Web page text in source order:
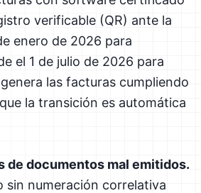
verificable (QR) ante la
enero de 2026 para
el 1 de julio de 2026 para
las facturas cumpliendo
la transición es automática
de documentos mal emitidos.
sin numeración correlativa